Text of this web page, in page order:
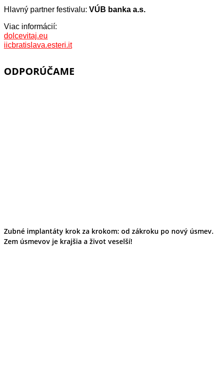
Hlavný partner festivalu: VÚB banka a.s.
Viac informácií:
dolcevitaj.eu
iicbratislava.esteri.it
ODPORÚČAME
Zubné implantáty krok za krokom: od zákroku po nový úsmev.
Zem úsmevov je krajšia a život veselší!